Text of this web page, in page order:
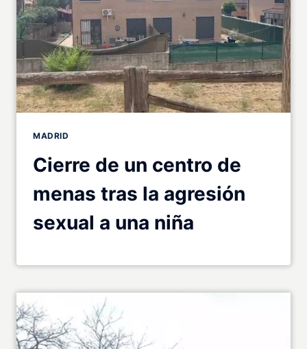
MADRID
Cierre de un centro de
menas tras la agresión
sexual a una niña